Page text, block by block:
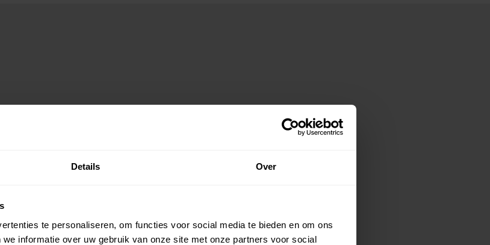
Details Over
te personaliseren, om functies voor social media te bieden en om ons
informatie over uw gebruik van onze site met onze partners voor social